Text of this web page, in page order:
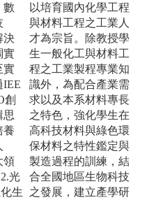
數
決
實
實
IEE
創
思
養
領
光
生
以培育國內化學工程
與材料工程之工業人
才為宗旨。除教授學
生一般化工與材料工
程之工業製程專業知
識外，為配合產業需
求以及本系材料專長
之特色，強化學生在
高科技材料與綠色環
保材料之特性鑑定與
製造過程的訓練，結
合全國地區生物科技
之發展，建立產學研